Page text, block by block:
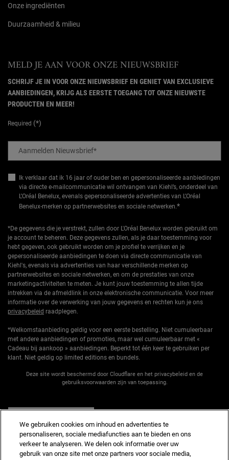
Onze ingrediënten
Duurzaamheid & milieu
MELD JE AAN VOOR ONZE NIEUWSBRIEF
SCHRIJF JE IN VOOR ONZE NIEUWSBRIEF EN GENIET VAN EXCLUSIEVE
AANBIEDINGEN, KRIJG ALS EERSTE TOEGANG TOT ONZE NIEUWSTE
PRODUCTEN EN MEER!
Required (*)
Aanmelden Nieuwsbrief*
Ik verklaar dat ik 16 jaar of ouder ben en gepersonaliseerde aanbiedingen
via directe e-mailcommunicatie wil ontvangen van Kiehl’s, onderdeel van
L’Oréal Benelux, evenals gepersonaliseerde advertenties van L’Oréal
Benelux-merken op partnerwebsites en sociale netwerken.*
*De gegevens die je verstrekt, zullen door L'Oréal Benelux worden gebruikt om
je account te beheren. Deze gegevens zullen, als je daar toestemming voor
hebt gegeven, ook gebruikt worden om je profiel te verrijken en je
gepersonaliseerde aanbiedingen te doen via directe communicatie van
Kiehl's, evenals via advertenties van haar verschillende merken op
partnerwebsites en sociale netwerken, en om de prestaties van onze
marketingactiviteiten te meten. Je kunt jouw toestemming te allen tijde
intrekken via de afmeldlink in onze elektronische communicatie. Voor meer
informatie over de verwerking van jouw gegevens en rechten kun je ons
privacybeleid raadplegen.
*Welkomstaanbieding geldig voor een eerste bestelling. Niet cumuleerbaar
met andere aanbiedingen of promoties, maar wel cumuleerbaar met «
Cadeau bij aankoop » aanbiedingen. Beperkt tot één keer te gebruiken per
klant. Niet geldig op limited editions en bundels.
Deze site wordt beschermd door Cloudflare en het privacybeleid en de
gebruiksvoorwaarden zijn van toepassing.
We gebruiken cookies om inhoud en advertenties te
personaliseren, sociale mediafuncties aan te bieden en ons
verkeer te analyseren. We delen ook informatie over uw
gebruik van onze site met onze partners voor sociale media,